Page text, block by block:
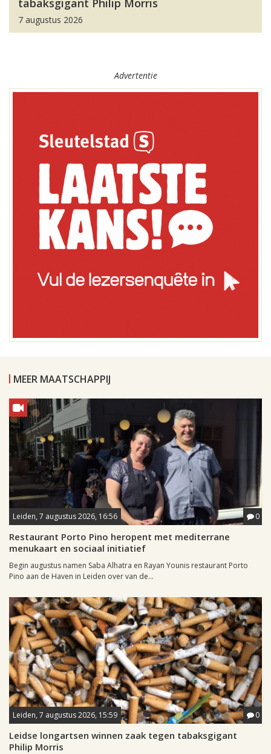
tabaksgigant Philip Morris
7 augustus 2026
Advertentie
MEER MAATSCHAPPIJ
Leiden, 7 augustus 2026, 16:56 0
Restaurant Porto Pino heropent met mediterrane
menukaart en sociaal initiatief
Begin augustus namen Saba Alhatra en Rayan Younis restaurant Porto
Pino aan de Haven in Leiden over van de...
Leiden, 7 augustus 2026, 15:59 0
Leidse longartsen winnen zaak tegen tabaksgigant
Philip Morris